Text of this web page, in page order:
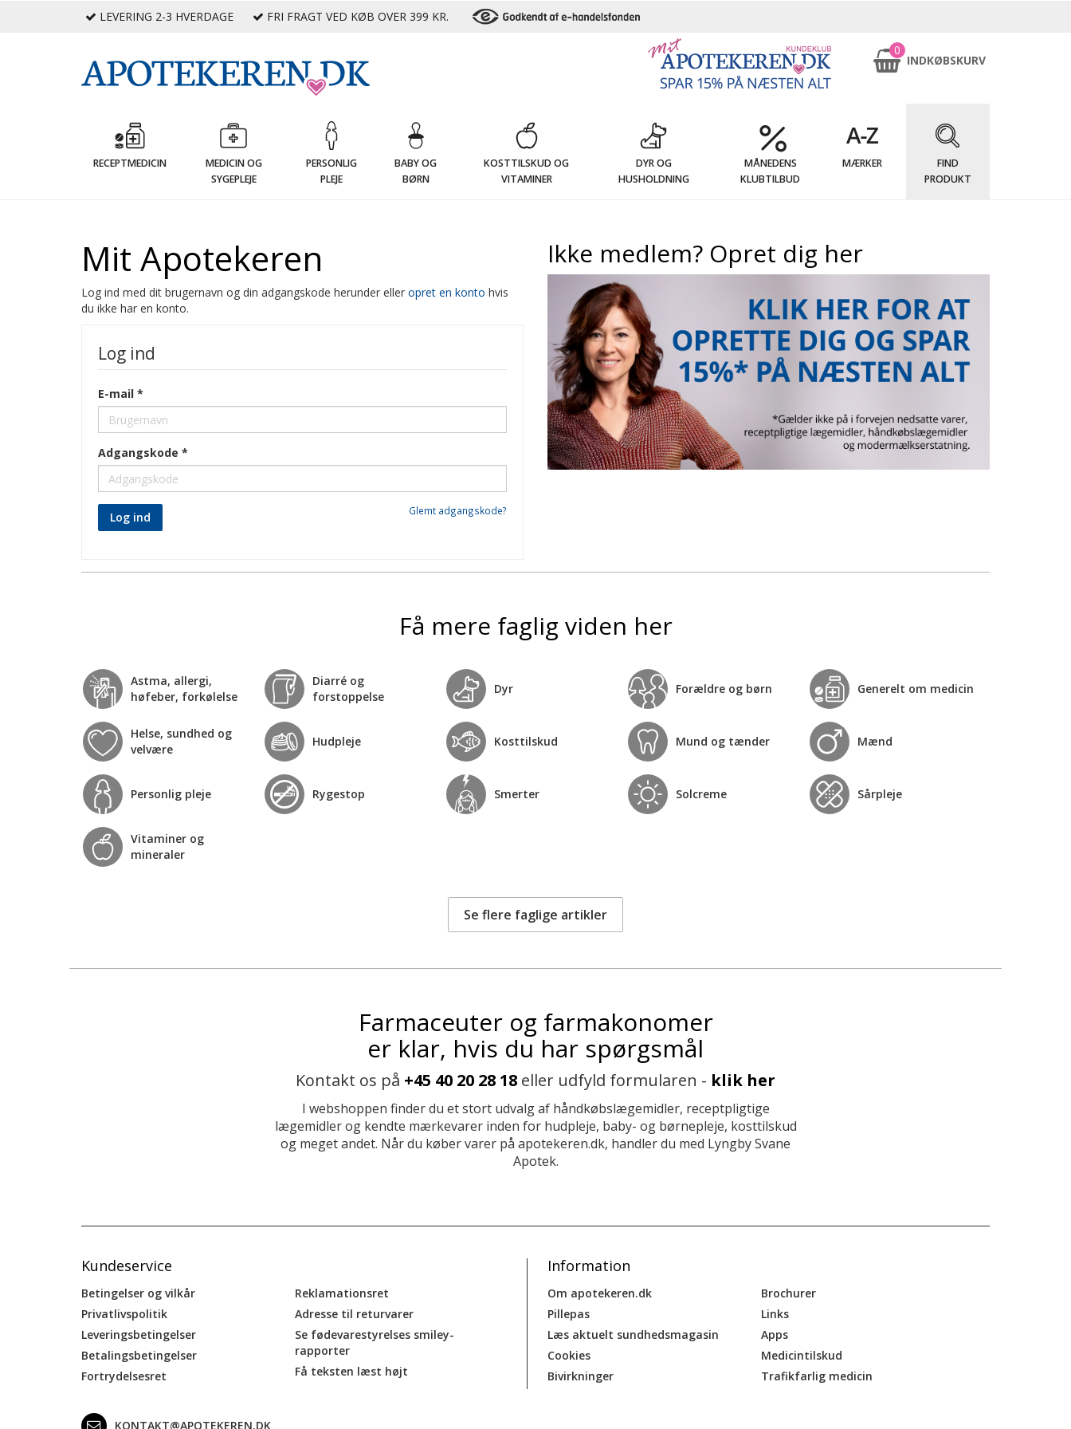
LEVERING 2-3 HVERDAGE FRI FRAGT VED KØB OVER 399 KR.
0
INDKØBSKURV
RECEPTMEDICIN
MEDICIN OG
SYGEPLEJE
PERSONLIG
PLEJE
BABY OG
BØRN
KOSTTILSKUD OG
VITAMINER
DYR OG
HUSHOLDNING
MÅNEDENS
KLUBTILBUD
MÆRKER
FIND
PRODUKT
Mit Apotekeren
Log ind med dit brugernavn og din adgangskode herunder eller opret en konto hvis
du ikke har en konto.
Log ind
E-mail
Adgangskode
Log ind Glemt adgangskode?
Ikke medlem? Opret dig her
Få mere faglig viden her
Astma, allergi,
høfeber, forkølelse
Diarré og
forstoppelse
Dyr Forældre og børn Generelt om medicin
Helse, sundhed og
velvære
Hudpleje Kosttilskud Mund og tænder Mænd
Personlig pleje Rygestop Smerter Solcreme Sårpleje
Vitaminer og
mineraler
Se flere faglige artikler
Farmaceuter og farmakonomer
er klar, hvis du har spørgsmål
Kontakt os på +45 40 20 28 18 eller udfyld formularen - klik her
I webshoppen finder du et stort udvalg af håndkøbslægemidler, receptpligtige
lægemidler og kendte mærkevarer inden for hudpleje, baby- og børnepleje, kosttilskud
og meget andet. Når du køber varer på apotekeren.dk, handler du med Lyngby Svane
Apotek.
Kundeservice
Betingelser og vilkår
Privatlivspolitik
Leveringsbetingelser
Betalingsbetingelser
Fortrydelsesret
Reklamationsret
Adresse til returvarer
Se fødevarestyrelses smiley-
rapporter
Få teksten læst højt
Information
Om apotekeren.dk
Pillepas
Læs aktuelt sundhedsmagasin
Cookies
Bivirkninger
Brochurer
Links
Apps
Medicintilskud
Trafikfarlig medicin
KONTAKT@APOTEKEREN.DK